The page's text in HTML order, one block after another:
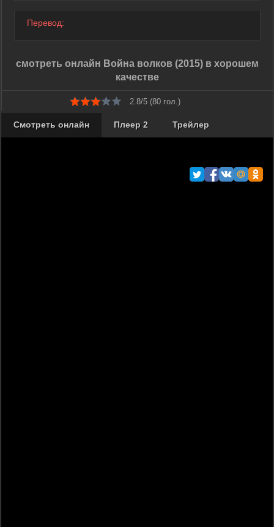
Перевод:
смотреть онлайн Война волков (2015) в хорошем
качестве
2.8/5 (80 гол.)
Смотреть онлайн Плеер 2 Трейлер